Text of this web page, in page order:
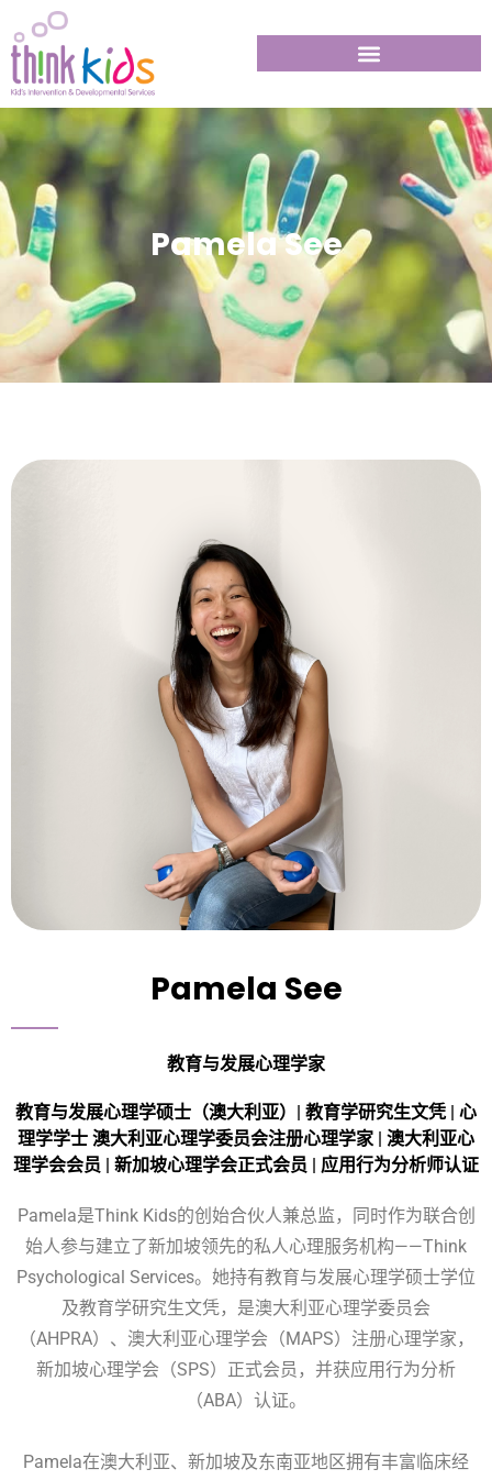
Pamela See
Pamela See
教育与发展心理学家
教育与发展心理学硕士（澳大利亚）| 教育学研究生文凭 | 心
理学学士 澳大利亚心理学委员会注册心理学家 | 澳大利亚心
理学会会员 | 新加坡心理学会正式会员 | 应用行为分析师认证
Pamela是Think Kids的创始合伙人兼总监，同时作为联合创
始人参与建立了新加坡领先的私人心理服务机构——Think
Psychological Services。她持有教育与发展心理学硕士学位
及教育学研究生文凭，是澳大利亚心理学委员会
（AHPRA）、澳大利亚心理学会（MAPS）注册心理学家，
新加坡心理学会（SPS）正式会员，并获应用行为分析
（ABA）认证。
Pamela在澳大利亚、新加坡及东南亚地区拥有丰富临床经